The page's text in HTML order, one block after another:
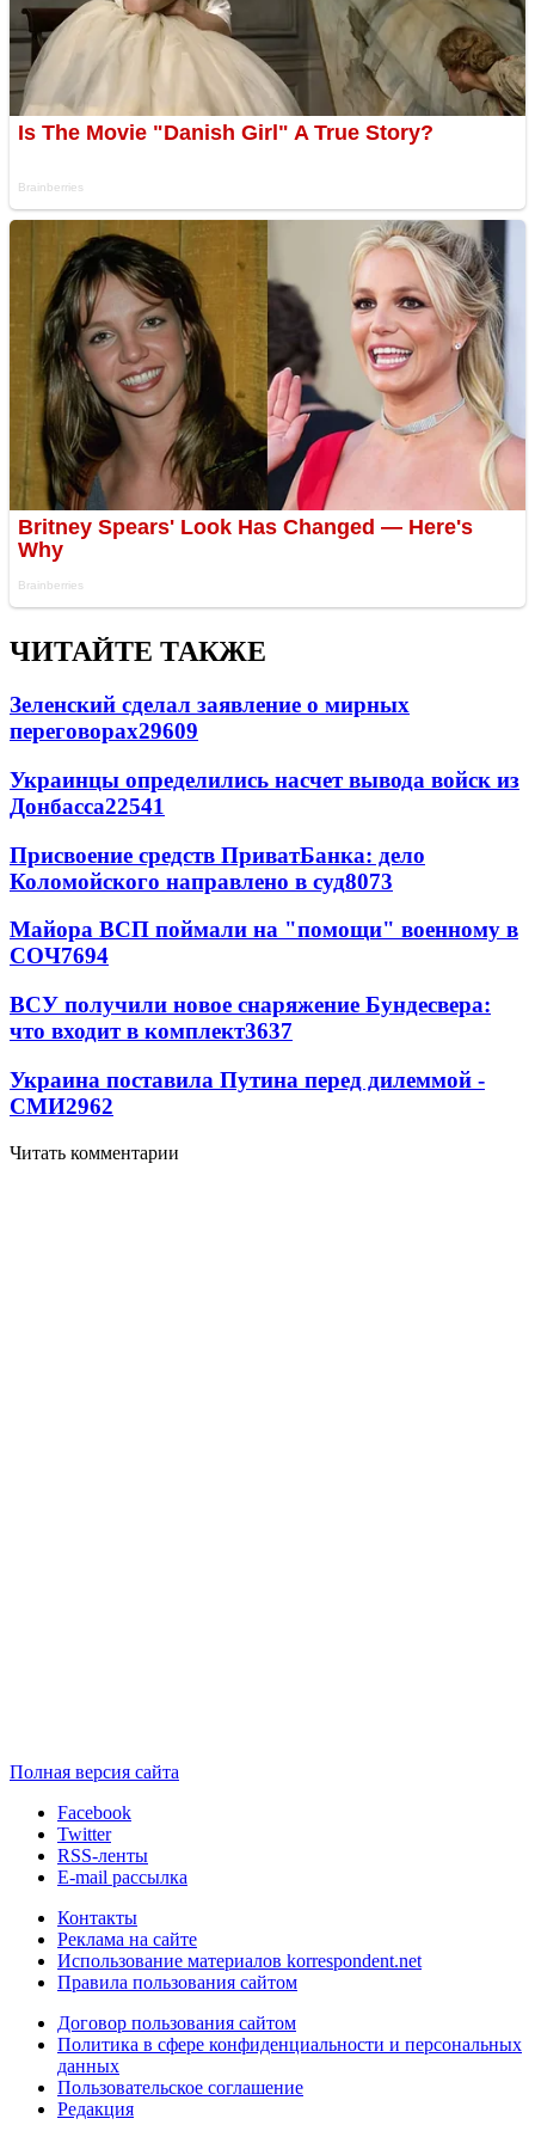
ЧИТАЙТЕ ТАКЖЕ
Зеленский сделал заявление о мирных
переговорах29609
Украинцы определились насчет вывода войск из
Донбасса22541
Присвоение средств ПриватБанка: дело
Коломойского направлено в суд8073
Майора ВСП поймали на "помощи" военному в
СОЧ7694
ВСУ получили новое снаряжение Бундесвера:
что входит в комплект3637
Украина поставила Путина перед дилеммой -
СМИ2962
Читать комментарии
Полная версия сайта
Facebook
Twitter
RSS-ленты
E-mail рассылка
Контакты
Реклама на сайте
Использование материалов korrespondent.net
Правила пользования сайтом
Договор пользования сайтом
Политика в сфере конфиденциальности и персональных
данных
Пользовательское соглашение
Редакция